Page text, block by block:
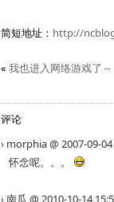
简短地址： http://
« 我也进入网络游戏了
评论
› morphia @ 2007-09-
怀念呢。。。
› 南瓜 @ 2010-10-14